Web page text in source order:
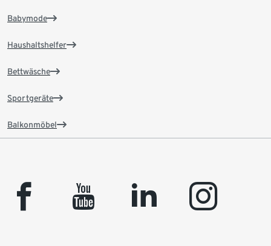
Babymode
Haushaltshelfer
Bettwäsche
Sportgeräte
Balkonmöbel
facebook youtube linkedin instagram